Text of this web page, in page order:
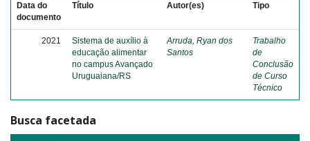
Data do
documento
Título Autor(es) Tipo
2021
Sistema de auxílio à
educação alimentar
no campus Avançado
Uruguaiana/RS
Arruda, Ryan dos
Santos
Trabalho
de
Conclusão
de Curso
Técnico
Busca facetada